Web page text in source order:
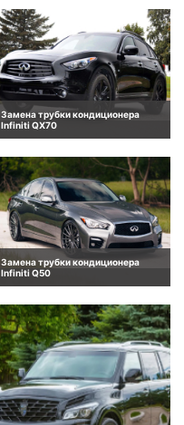
Замена трубки кондиционера
Infiniti QX70
Замена трубки кондиционера
Infiniti Q50